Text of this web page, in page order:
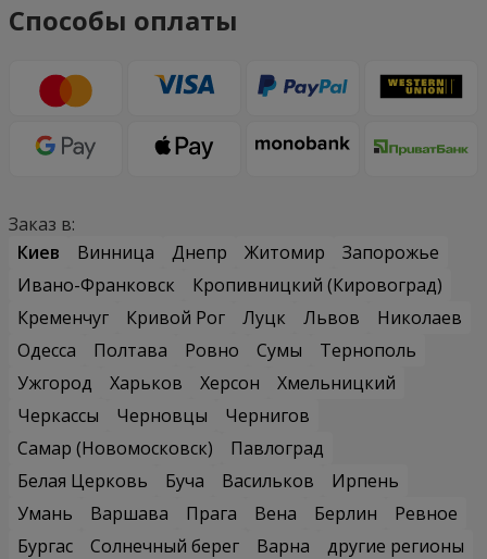
Способы оплаты
Заказ в:
Киев
Винница Днепр Житомир
Запорожье
Ивано-Франковск
Кропивницкий (Кировоград)
Кременчуг
Кривой Рог Луцк Львов
Николаев
Одесса
Полтава Ровно Сумы
Тернополь
Ужгород
Харьков Херсон
Хмельницкий
Черкассы
Черновцы
Чернигов
Самар (Новомосковск)
Павлоград
Белая Церковь
Буча Васильков
Ирпень
Умань
Варшава Прага Вена Берлин
Ревное
Бургас
Солнечный берег Варна
другие регионы